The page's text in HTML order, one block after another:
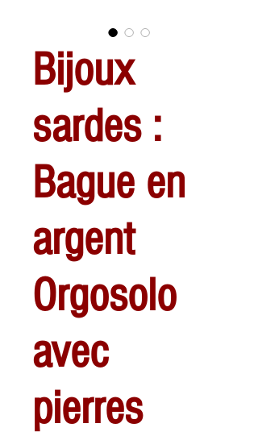
Bijoux
sardes :
Bague en
argent
Orgosolo
avec
pierres